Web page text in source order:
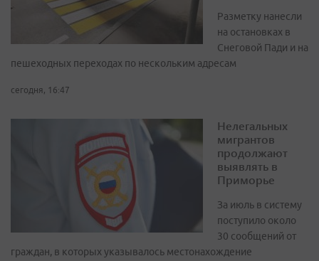
Разметку нанесли
на остановках в
Снеговой Пади и на
пешеходных переходах по нескольким адресам
сегодня, 16:47
Нелегальных
мигрантов
продолжают
выявлять в
Приморье
За июль в систему
поступило около
30 сообщений от
граждан, в которых указывалось местонахождение